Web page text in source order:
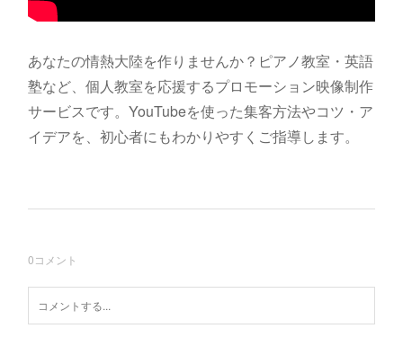
あなたの情熱大陸を作りませんか？ピアノ教室・英語
塾など、個人教室を応援するプロモーション映像制作
サービスです。YouTubeを使った集客方法やコツ・ア
イデアを、初心者にもわかりやすくご指導します。
0コメント